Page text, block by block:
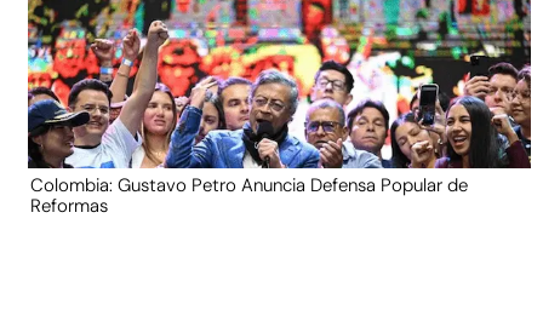
Colombia: Gustavo Petro Anuncia Defensa Popular de
Reformas